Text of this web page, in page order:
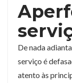
De nada
serviço é
atento às